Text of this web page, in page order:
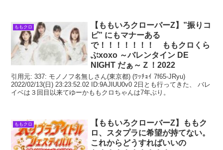
ももクロ
【ももいろクローバーZ】”振りコ
ピ” にもマナーある
で！！！！！！！ ももクロくら
ぶxoxo ～バレンタイン DE
NIGHT だぁ～Ｚ！2022
引用元: 337: モノノフ名無しさん(東京都) (ﾜｯﾁｮｲ 7f65-JRyu)
2022/02/13(日) 23:23:52.02 ID:9AJlUU0v0 2日とも行ってきた、 バレ
イベは３回目以来てゆーかももクロちゃんは7年ぶり。
ももクロ
【ももいろクローバーZ】ももク
ロ、スタプラに希望が持てない。
これからどうすればいいの